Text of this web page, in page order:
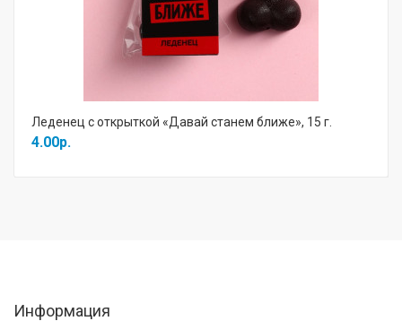
Леденец с открыткой «Давай станем ближе», 15 г.
4.00р.
Информация